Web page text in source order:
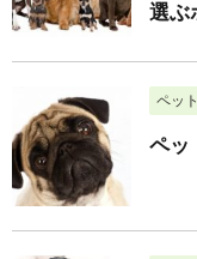
選ぶ
ペッ
ペッ